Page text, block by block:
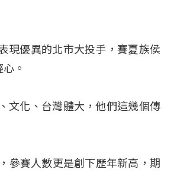
現優異的北市大投手，賽夏族侯
。
文化、台灣體大，他們這幾個傳
參賽人數更是創下歷年新高，期